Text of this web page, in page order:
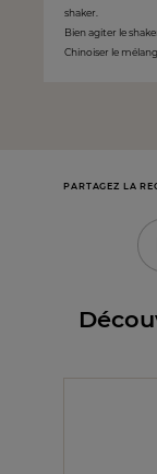
shaker.
Bien agiter le
Chinoiser le
PARTAGEZ LA